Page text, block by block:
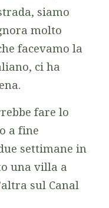
siamo
molto
facevamo la
ci ha
fare lo
a fine
settimane in
una villa a
sul Canal